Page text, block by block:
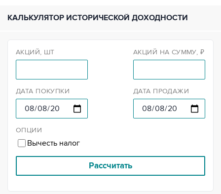
КАЛЬКУЛЯТОР ИСТОРИЧЕСКОЙ ДОХОДНОСТИ
АКЦИЙ, ШТ АКЦИЙ НА СУММУ, ₽
ДАТА ПОКУПКИ ДАТА ПРОДАЖИ
ОПЦИИ
Вычесть налог
Рассчитать